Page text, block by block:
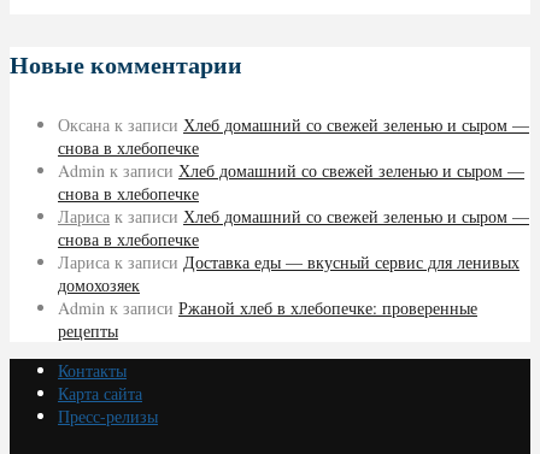
Новые комментарии
Оксана к записи Хлеб домашний со свежей зеленью и сыром —
снова в хлебопечке
Admin к записи Хлеб домашний со свежей зеленью и сыром —
снова в хлебопечке
Лариса к записи Хлеб домашний со свежей зеленью и сыром —
снова в хлебопечке
Лариса к записи Доставка еды — вкусный сервис для ленивых
домохозяек
Admin к записи Ржаной хлеб в хлебопечке: проверенные
рецепты
Контакты
Карта сайта
Пресс-релизы